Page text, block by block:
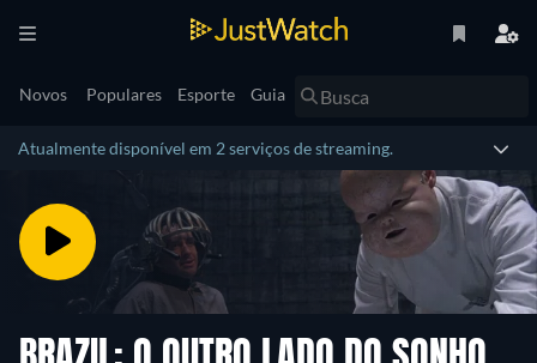
Novos Populares Esporte Guia
Atualmente disponível em 2 serviços de streaming.